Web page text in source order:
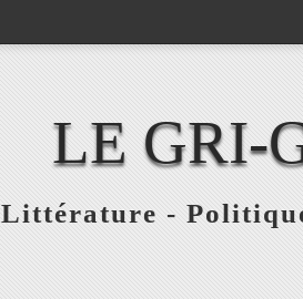
LE GRI-
Littérature -